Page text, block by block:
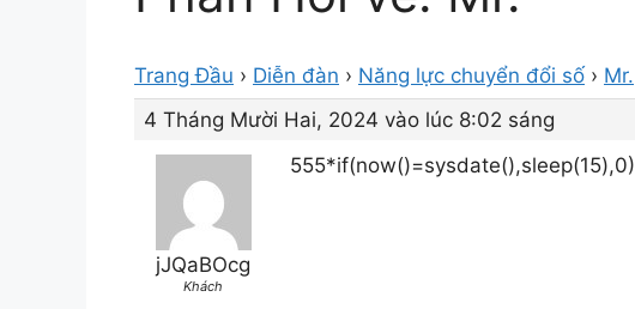
Trang Đầu › Diễn đàn › Năng lực chuyển đổi số › Mr.
4 Tháng Mười Hai, 2024 vào lúc 8:02 sáng
jJQaBOcg
Khách
555*if(now()=sysdate(),sleep(15),0)